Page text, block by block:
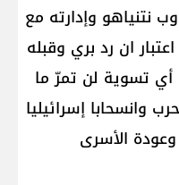
نتنياهو وإدارته مع
ان رد بري وقبله
تسوية لن تمرّ ما
وانسحابا إسرائيليا
وعودة الأسرى